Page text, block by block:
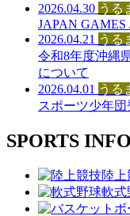
2026.04.30 うる
JAPAN
2026.04.21 うる
令和8年度沖縄
について
2026.04.01 うる
スポーツ少年
SPORTS
陸
軟式